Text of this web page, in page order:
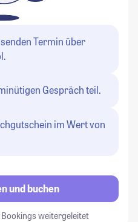
Termin über
Gespräch teil.
im Wert von
und buchen
weitergeleitet